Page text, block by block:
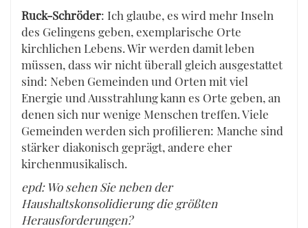
Ruck-Schröder: Ich glaube, es wird mehr Inseln
des Gelingens geben, exemplarische Orte
kirchlichen Lebens. Wir werden damit leben
müssen, dass wir nicht überall gleich ausgestattet
sind: Neben Gemeinden und Orten mit viel
Energie und Ausstrahlung kann es Orte geben, an
denen sich nur wenige Menschen treffen. Viele
Gemeinden werden sich profilieren: Manche sind
stärker diakonisch geprägt, andere eher
kirchenmusikalisch.
epd: Wo sehen Sie neben der
Haushaltskonsolidierung die größten
Herausforderungen?